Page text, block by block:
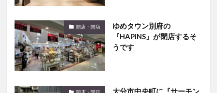
開店・閉店
ゆめタウン別府の
『HAPiNS』が閉店するそ
うです
開店・閉店
大分市中央町に『サーモン